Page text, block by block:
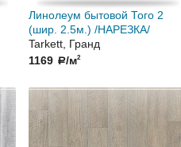
Линолеум бытовой Того 2
(шир. 2.5м.) /НАРЕЗКА/
Tarkett, Гранд
1169 a/м2